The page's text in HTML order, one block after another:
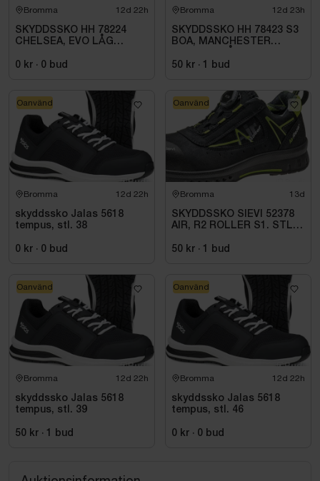
Bromma 12d 22h
SKYDDSSKO HH 78224
CHELSEA, EVO LÅG
40
0 kr · 0 bud
Bromma 12d 23h
SKYDDSSKO HH 78423 S3
BOA, MANCHESTER
50 kr · 1 bud
Bromma 12d 22h
skyddssko Jalas 5618
tempus, stl. 38
0 kr · 0 bud
Oanvänd
Bromma 13d
SKYDDSSKO SIEVI 52378
AIR, R2 ROLLER S1. STL
50 kr · 1 bud
Oanvänd
Bromma 12d 22h
skyddssko Jalas 5618
tempus, stl. 39
50 kr · 1 bud
Oanvänd
Bromma 12d 22h
skyddssko Jalas 5618
tempus, stl. 46
0 kr · 0 bud
Oanvänd